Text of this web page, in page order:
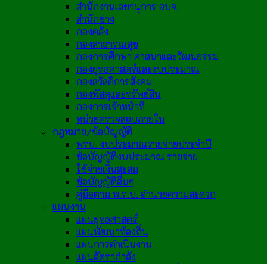
สำนักงานเลขานุการ อบจ.
สำนักช่าง
กองคลัง
กองสาธารณสุข
กองการศึกษา ศาสนาและวัฒนธรรม
กองยุทธศาสตร์และงบประมาณ
กองสวัสดิการสังคม
กองพัสดุและทรัพย์สิน
กองการเจ้าหน้าที่
หน่วยตรวจสอบภายใน
กฎหมาย/ข้อบัญญัติ
พรบ. งบประมาณรายจ่ายประจำปี
ข้อบัญญัติงบประมาณ รายจ่าย
ใช้จ่ายเงินสะสม
ข้อบัญญัติอื่นๆ
คู่มือตาม พ.ร.บ. อำนวยความสะดวก
แผนงาน
แผนยุทธศาสตร์
แผนพัฒนาท้องถิ่น
แผนการดำเนินงาน
แผนอัตรากำลัง